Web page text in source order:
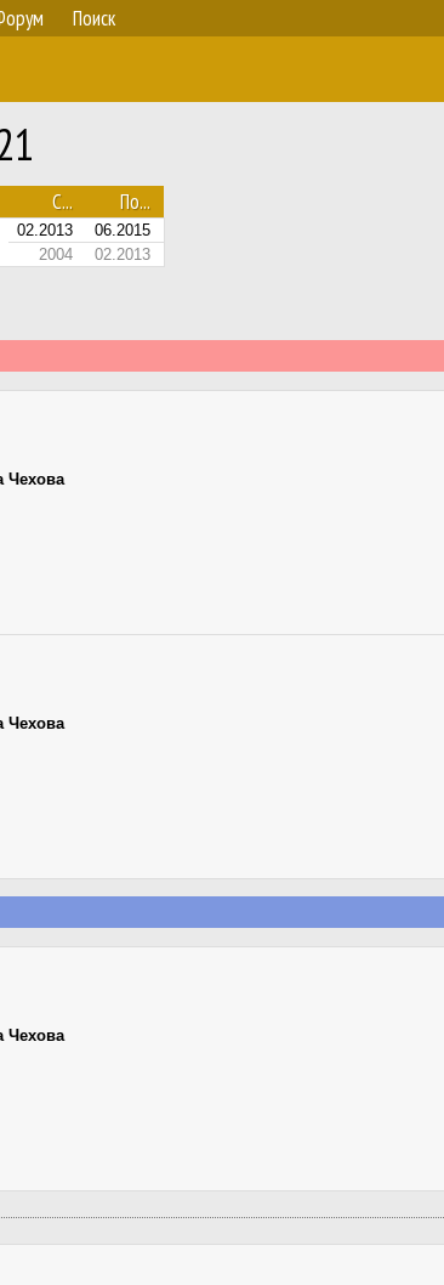
Поиск
С... По...
02.2013
06.2015
2004 02.2013
Чехова
Чехова
Чехова